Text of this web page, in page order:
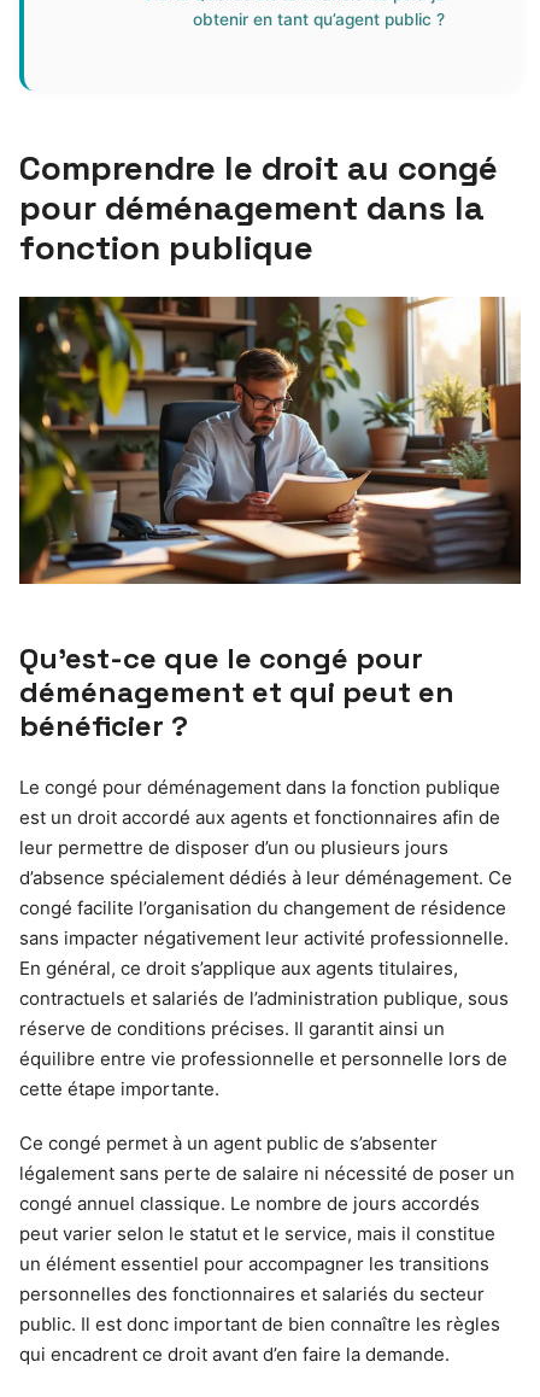
obtenir en tant qu’agent public ?
Comprendre le droit au congé
pour déménagement dans la
fonction publique
Qu’est-ce que le congé pour
déménagement et qui peut en
bénéficier ?
Le congé pour déménagement dans la fonction publique
est un droit accordé aux agents et fonctionnaires afin de
leur permettre de disposer d’un ou plusieurs jours
d’absence spécialement dédiés à leur déménagement. Ce
congé facilite l’organisation du changement de résidence
sans impacter négativement leur activité professionnelle.
En général, ce droit s’applique aux agents titulaires,
contractuels et salariés de l’administration publique, sous
réserve de conditions précises. Il garantit ainsi un
équilibre entre vie professionnelle et personnelle lors de
cette étape importante.
Ce congé permet à un agent public de s’absenter
légalement sans perte de salaire ni nécessité de poser un
congé annuel classique. Le nombre de jours accordés
peut varier selon le statut et le service, mais il constitue
un élément essentiel pour accompagner les transitions
personnelles des fonctionnaires et salariés du secteur
public. Il est donc important de bien connaître les règles
qui encadrent ce droit avant d’en faire la demande.